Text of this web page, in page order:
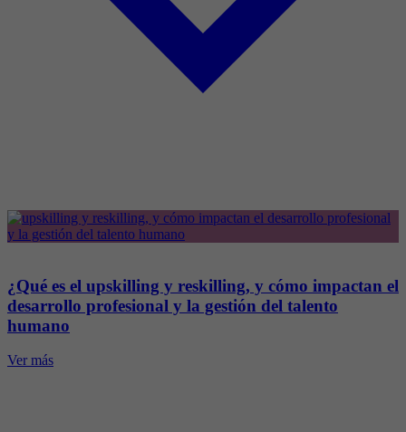
¿Qué es el upskilling y reskilling, y cómo impactan el
desarrollo profesional y la gestión del talento
humano
Ver más